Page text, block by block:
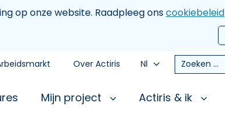
op onze website. Raadpleeg onscookiebeleid
Over Actiris Nl Zoeken
Mijn project Actiris & ik